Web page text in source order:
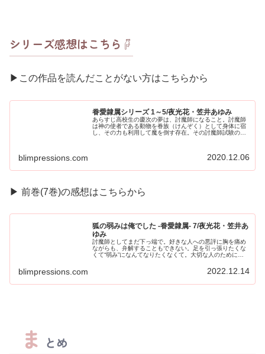
シリーズ感想はこちら☟
▶︎この作品を読んだことがない方はこちらから
眷愛隷属シリーズ 1～5/夜光花・笠井あゆみ
あらすじ高校生の慶次の夢は、討魔師になること。討魔師
は神の使者である動物を眷族（けんぞく）として身体に宿
し、その力も利用して魔を倒す存在。その討魔師試験のた
blimpressions.com 2020.12.06
▶︎ 前巻(7巻)の感想はこちらから
狐の弱みは俺でした -眷愛隷属- 7/夜光花・笠井あ
ゆみ
討魔師としてまだ下っ端で。好きな人への悪評に胸を痛め
ながらも、弁解することもできない。足を引っ張りたくな
くて“弱み”になんてなりたくなくて。大切な人のために強
blimpressions.com 2022.12.14
ま とめ